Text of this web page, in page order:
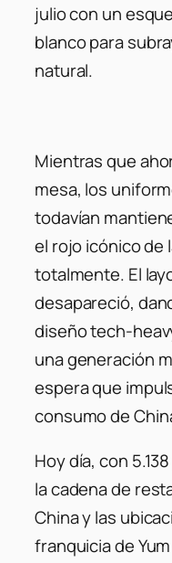
julio con un
blanco para
natural.
Mientras que
mesa, los
todavían
el rojo icónico de
totalmente. El
desapareció,
diseño tech-
una generación
espera que
consumo de
Hoy día, con
la cadena de
China y las
franquicia de